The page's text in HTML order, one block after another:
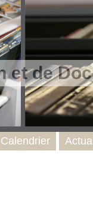
et de
Calendrier